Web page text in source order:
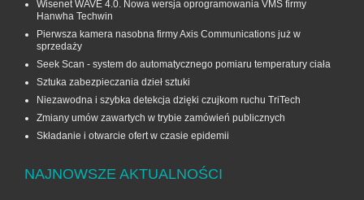
Wisenet WAVE 4.0. Nowa wersja oprogramowania VMS firmy
Hanwha Techwin
Pierwsza kamera nasobna firmy Axis Communications już w
sprzedaży
Seek Scan - system do automatycznego pomiaru temperatury ciała
Sztuka zabezpieczania dzieł sztuki
Niezawodna i szybka detekcja dzięki czujkom ruchu TriTech
Zmiany umów zawartych w trybie zamówień publicznych
Składanie i otwarcie ofert w czasie epidemii
NAJNOWSZE AKTUALNOŚCI